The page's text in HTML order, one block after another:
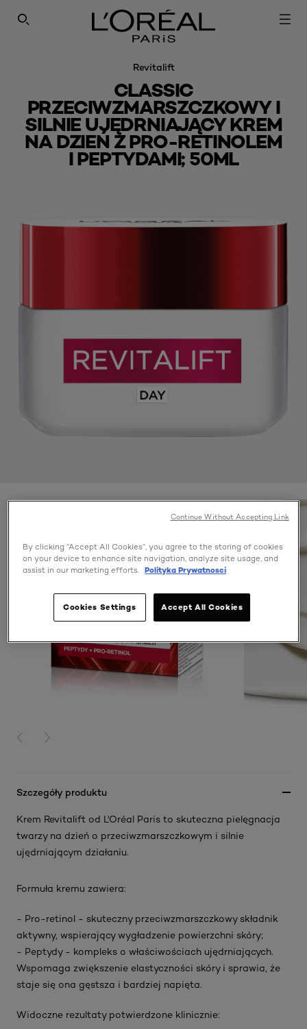
SEARCH THIS SITE
Revitalift
CLASSIC
PRZECIWZMARSZCZKOWY I
SILNIE UJĘDRNIAJĄCY KREM
NA DZIEŃ Z PRO-RETINOLEM
I PEPTYDAMI; 50ML
PREVIOUS CARD
NEXT CARD
Szczegóły produktu
Krem Revitalift od L'Oréal Paris to skuteczna pielęgnacja
twarzy na dzień o przeciwzmarszczkowym i silnie
ujędrniającym działaniu.
Formuła kremu zawiera:
- Pro-retinol - skuteczny przeciwzmarszczkowy składnik
aktywny, wspierający wygładzenie powierzchni skóry;
- Peptydy - kompleks o właściwościach ujędrniających.
Wspomaga zwiększenie elastyczności skóry i sprawia, że
staje się ona gęstsza i bardziej napięta.
Widoczne rezultaty potwierdzone klinicznie:
By clicking “Accept All Cookies”, you agree to the storing of cookies
on your device to enhance site navigation, analyze site usage, and
assist in our marketing efforts. Polityka Prywatnosci
Cookies Settings Accept All Cookies
Continue Without Accepting Link